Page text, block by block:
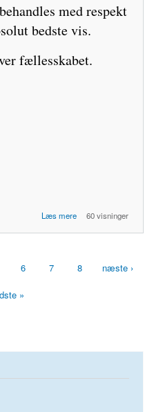
med respekt
bedste vis.
fællesskabet.
Læs mere 60 visninger
6 7 8 næste ›
»